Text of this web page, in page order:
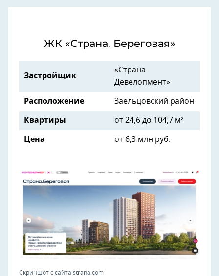
ЖК «Страна. Береговая»
Застройщик
«Страна
Девелопмент»
Расположение Заельцовский район
Квартиры от 24,6 до 104,7 м²
Цена от 6,3 млн руб.
Скриншот с сайта strana.com